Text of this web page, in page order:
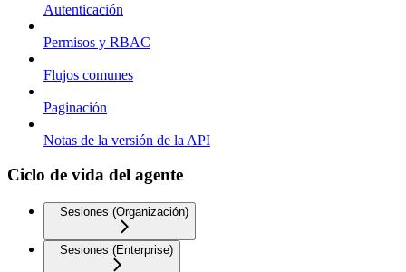
Autenticación
Permisos y RBAC
Flujos comunes
Paginación
Notas de la versión de la API
Ciclo de vida del agente
Sesiones (Organización)
Sesiones (Enterprise)